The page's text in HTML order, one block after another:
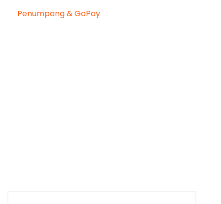
Penumpang & GoPay